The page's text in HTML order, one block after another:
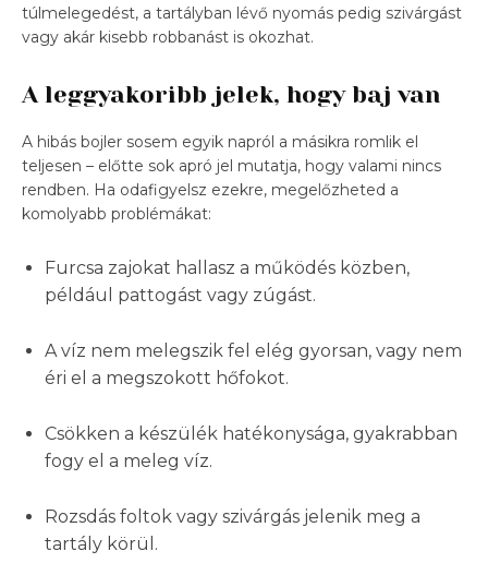
túlmelegedést, a tartályban lévő nyomás pedig szivárgást
vagy akár kisebb robbanást is okozhat.
A leggyakoribb jelek, hogy baj van
A hibás bojler sosem egyik napról a másikra romlik el
teljesen – előtte sok apró jel mutatja, hogy valami nincs
rendben. Ha odafigyelsz ezekre, megelőzheted a
komolyabb problémákat:
Furcsa zajokat hallasz a működés közben,
például pattogást vagy zúgást.
A víz nem melegszik fel elég gyorsan, vagy nem
éri el a megszokott hőfokot.
Csökken a készülék hatékonysága, gyakrabban
fogy el a meleg víz.
Rozsdás foltok vagy szivárgás jelenik meg a
tartály körül.